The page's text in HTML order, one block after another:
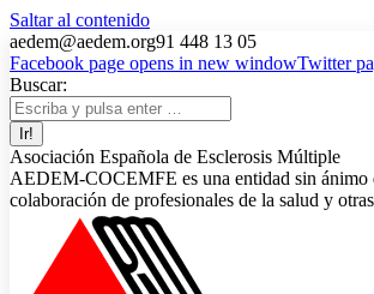
Saltar al contenido
aedem@aedem.org91 448 13 05
Facebook page opens in new windowTwitter
Buscar:
Asociación Española de Esclerosis Múltiple
AEDEM-COCEMFE es una entidad sin ánimo
colaboración de profesionales de la salud y